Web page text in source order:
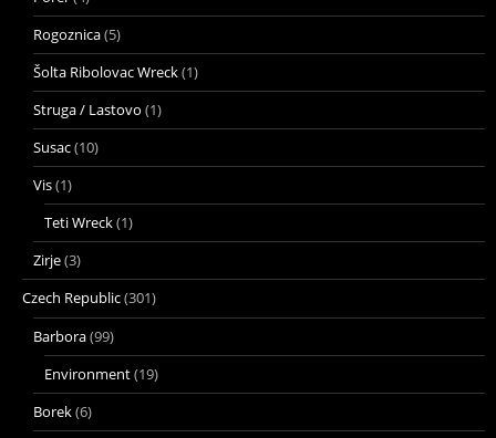
Rogoznica(5)
Šolta Ribolovac Wreck(1)
Struga / Lastovo (1)
Susac(10)
Vis(1)
Teti Wreck(1)
Zirje(3)
Czech Republic(301)
Barbora(99)
Environment(19)
Borek(6)